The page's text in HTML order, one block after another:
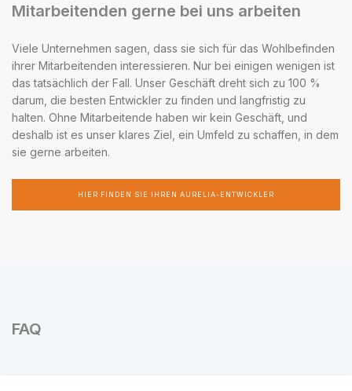
Mitarbeitenden gerne bei uns arbeiten
Viele Unternehmen sagen, dass sie sich für das Wohlbefinden
ihrer Mitarbeitenden interessieren. Nur bei einigen wenigen ist
das tatsächlich der Fall. Unser Geschäft dreht sich zu 100 %
darum, die besten Entwickler zu finden und langfristig zu
halten. Ohne Mitarbeitende haben wir kein Geschäft, und
deshalb ist es unser klares Ziel, ein Umfeld zu schaffen, in dem
sie gerne arbeiten.
HIER FINDEN SIE IHREN AURELIA-ENTWICKLER
FAQ